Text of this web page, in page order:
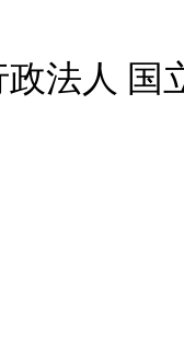
法人 国